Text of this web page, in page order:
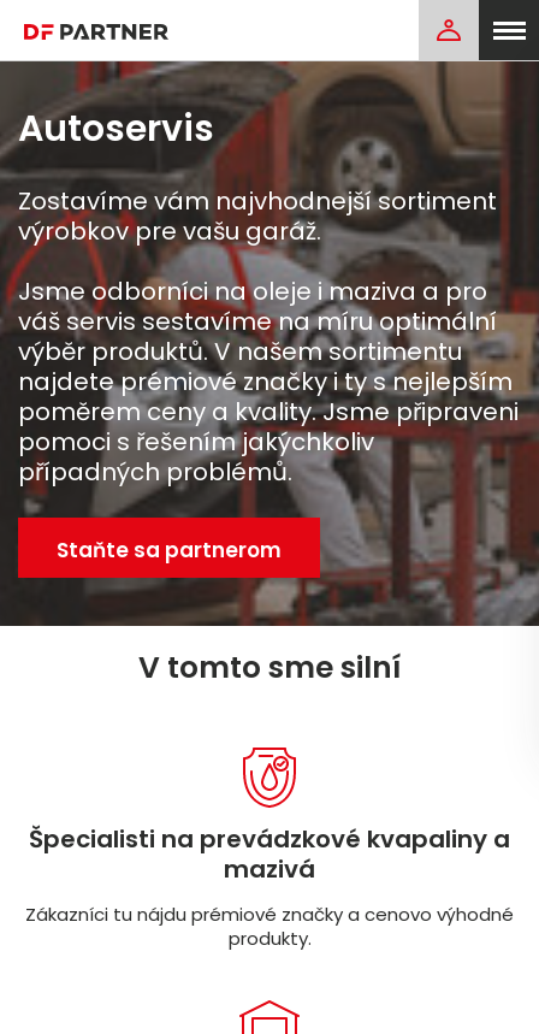
Autoservis
Zostavíme vám najvhodnejší sortiment
výrobkov pre vašu garáž.
Jsme odborníci na oleje i maziva a pro
váš servis sestavíme na míru optimální
výběr produktů. V našem sortimentu
najdete prémiové značky i ty s nejlepším
poměrem ceny a kvality. Jsme připraveni
pomoci s řešením jakýchkoliv
případných problémů.
Staňte sa partnerom
V tomto sme silní
Špecialisti na prevádzkové kvapaliny a
mazivá
Zákazníci tu nájdu prémiové značky a cenovo výhodné
produkty.